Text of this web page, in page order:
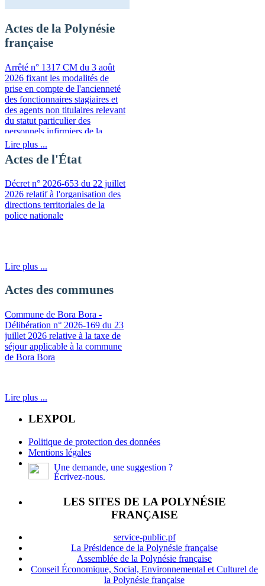
Actes de la Polynésie
française
Arrêté n° 1317 CM du 3 août
2026 fixant les modalités de
prise en compte de l'ancienneté
des fonctionnaires stagiaires et
des agents non titulaires relevant
du statut particulier des
personnels infirmiers de la
fonction publique de la
Polynésie française
Lire plus ...
Actes de l'État
Décret n° 2026-653 du 22 juillet
2026 relatif à l'organisation des
directions territoriales de la
police nationale
Lire plus ...
Actes des communes
Commune de Bora Bora -
Délibération n° 2026-169 du 23
juillet 2026 relative à la taxe de
séjour applicable à la commune
de Bora Bora
Lire plus ...
LEXPOL
Politique de protection des données
Mentions légales
Une demande, une suggestion ?
Écrivez-nous.
LES SITES DE LA POLYNÉSIE
FRANÇAISE
service-public.pf
La Présidence de la Polynésie française
Assemblée de la Polynésie française
Conseil Économique, Social, Environnemental et Culturel de
la Polynésie française